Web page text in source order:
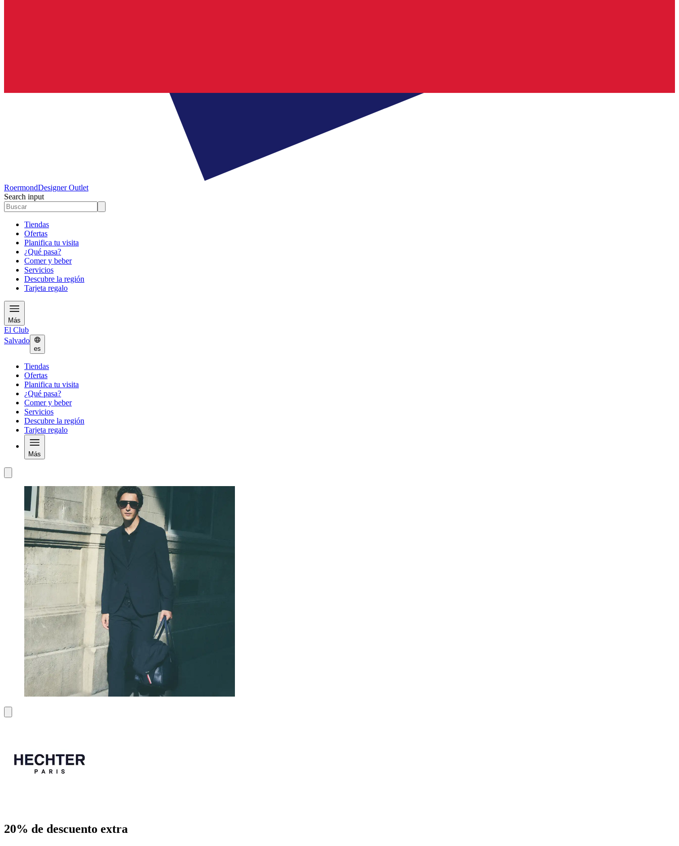
RoermondDesigner Outlet
Search input
Tiendas
Ofertas
Planifica tu visita
¿Qué pasa?
Comer y beber
Servicios
Descubre la región
Tarjeta regalo
Más
El Club
Salvado
es
Tiendas
Ofertas
Planifica tu visita
¿Qué pasa?
Comer y beber
Servicios
Descubre la región
Tarjeta regalo
Más
20% de descuento extra